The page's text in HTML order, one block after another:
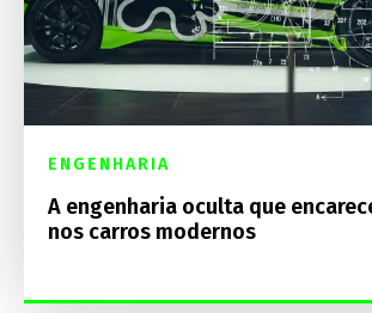
ENGENHARIA
A engenharia oculta que
nos carros modernos